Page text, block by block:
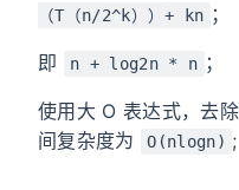
（T（n/2^k））+ kn ；
即 n + log2n * n ；
使用大 O 表达式，去
间复杂度为
O(nlogn) ;